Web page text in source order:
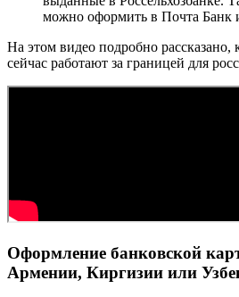
можно оформить в Почта Банк
На этом видео подробно рассказано,
сейчас работают за границей для
Оформление банковской
Армении, Киргизии или